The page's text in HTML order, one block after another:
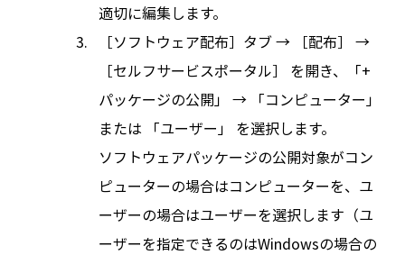
適切に編集します。
［ソフトウェア配布］タブ → ［配布］ →
［セルフサービスポータル］ を開き、「+
パッケージの公開」 → 「コンピューター」
または 「ユーザー」 を選択します。
ソフトウェアパッケージの公開対象がコン
ピューターの場合はコンピューターを、ユ
ーザーの場合はユーザーを選択します（ユ
ーザーを指定できるのはWindowsの場合の